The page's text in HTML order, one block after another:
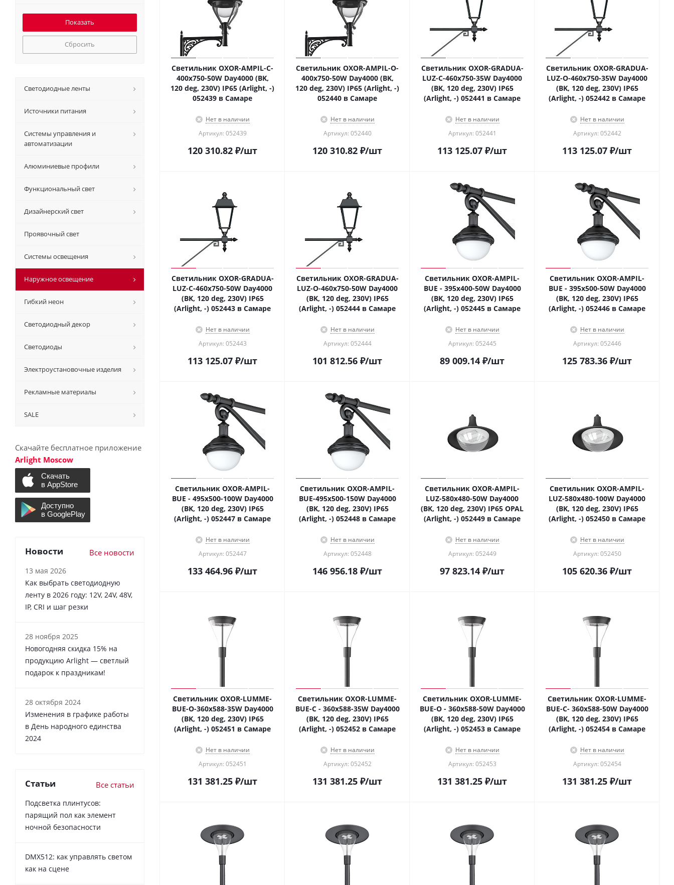
Светильник OXOR-AMPIL-C-
400x750-50W Day4000 (BK,
120 deg, 230V) IP65 (Arlight, -)
052439 в Самаре
Нет в наличии
Артикул: 052439
120 310.82 ₽/шт
Светильник OXOR-AMPIL-O-
400x750-50W Day4000 (BK,
120 deg, 230V) IP65 (Arlight, -)
052440 в Самаре
Нет в наличии
Артикул: 052440
120 310.82 ₽/шт
Светильник OXOR-GRADUA-
LUZ-C-460x750-35W Day4000
(BK, 120 deg, 230V) IP65
(Arlight, -) 052441 в Самаре
Нет в наличии
Артикул: 052441
113 125.07 ₽/шт
Светильник OXOR-GRADUA-
LUZ-O-460x750-35W Day4000
(BK, 120 deg, 230V) IP65
(Arlight, -) 052442 в Самаре
Нет в наличии
Артикул: 052442
113 125.07 ₽/шт
Светильник OXOR-GRADUA-
LUZ-C-460x750-50W Day4000
(BK, 120 deg, 230V) IP65
(Arlight, -) 052443 в Самаре
Нет в наличии
Артикул: 052443
113 125.07 ₽/шт
Светильник OXOR-GRADUA-
LUZ-O-460x750-50W Day4000
(BK, 120 deg, 230V) IP65
(Arlight, -) 052444 в Самаре
Нет в наличии
Артикул: 052444
101 812.56 ₽/шт
Светильник OXOR-AMPIL-
BUE - 395x400-50W Day4000
(BK, 120 deg, 230V) IP65
(Arlight, -) 052445 в Самаре
Нет в наличии
Артикул: 052445
89 009.14 ₽/шт
Светильник OXOR-AMPIL-
BUE - 395x500-50W Day4000
(BK, 120 deg, 230V) IP65
(Arlight, -) 052446 в Самаре
Нет в наличии
Артикул: 052446
125 783.36 ₽/шт
Светильник OXOR-AMPIL-
BUE - 495x500-100W Day4000
(BK, 120 deg, 230V) IP65
(Arlight, -) 052447 в Самаре
Нет в наличии
Артикул: 052447
133 464.96 ₽/шт
Светильник OXOR-AMPIL-
BUE-495x500-150W Day4000
(BK, 120 deg, 230V) IP65
(Arlight, -) 052448 в Самаре
Нет в наличии
Артикул: 052448
146 956.18 ₽/шт
Светильник OXOR-AMPIL-
LUZ-580х480-50W Day4000
(BK, 120 deg, 230V) IP65 OPAL
(Arlight, -) 052449 в Самаре
Нет в наличии
Артикул: 052449
97 823.14 ₽/шт
Светильник OXOR-AMPIL-
LUZ-580х480-100W Day4000
(BK, 120 deg, 230V) IP65
(Arlight, -) 052450 в Самаре
Нет в наличии
Артикул: 052450
105 620.36 ₽/шт
Светильник OXOR-LUMME-
BUE-O-360x588-35W Day4000
(BK, 120 deg, 230V) IP65
(Arlight, -) 052451 в Самаре
Нет в наличии
Артикул: 052451
131 381.25 ₽/шт
Светильник OXOR-LUMME-
BUE-С - 360x588-35W Day4000
(BK, 120 deg, 230V) IP65
(Arlight, -) 052452 в Самаре
Нет в наличии
Артикул: 052452
131 381.25 ₽/шт
Светильник OXOR-LUMME-
BUE-О - 360x588-50W Day4000
(BK, 120 deg, 230V) IP65
(Arlight, -) 052453 в Самаре
Нет в наличии
Артикул: 052453
131 381.25 ₽/шт
Светильник OXOR-LUMME-
BUE-C- 360x588-50W Day4000
(BK, 120 deg, 230V) IP65
(Arlight, -) 052454 в Самаре
Нет в наличии
Артикул: 052454
131 381.25 ₽/шт
Сбросить
Светодиодные ленты
Источники питания
Системы управления и
автоматизации
Алюминиевые профили
Функциональный свет
Дизайнерский свет
Проявочный свет
Системы освещения
Наружное освещение
Гибкий неон
Светодиодный декор
Светодиоды
Электроустановочные изделия
Рекламные материалы
SALE
Скачайте бесплатное приложение
Arlight Moscow
Новости Все новости
13 мая 2026
Как выбрать светодиодную
ленту в 2026 году: 12V, 24V, 48V,
IP, CRI и шаг резки
28 ноября 2025
Новогодняя скидка 15% на
продукцию Arlight — светлый
подарок к праздникам!
28 октября 2024
Изменения в графике работы
в День народного единства
2024
Статьи Все статьи
Подсветка плинтусов:
парящий пол как элемент
ночной безопасности
DMX512: как управлять светом
как на сцене